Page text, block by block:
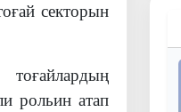
секторын
рольин атап